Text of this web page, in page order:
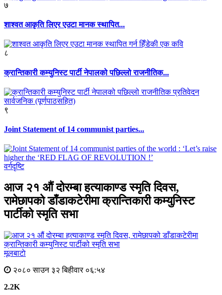
७
शाश्वत आकृति लिएर एउटा मानक स्थापित...
८
क्रान्तिकारी कम्युनिस्ट पार्टी नेपालको पछिल्लो राजनीतिक...
९
Joint Statement of 14 communist parties...
वर्गदृष्टि
आज २१ औं दोरम्बा हत्याकाण्ड स्मृति दिवस,
रामेछापको डाँडाकटेरीमा क्रान्तिकारी कम्युनिस्ट
पार्टीको स्मृति सभा
मूलबाटाे
२०८० साउन ३२ बिहीवार ०६:५४
2.2K